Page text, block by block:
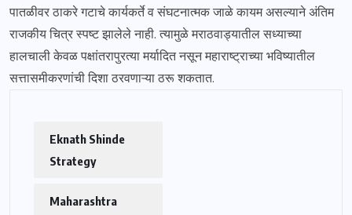
पातळीवर ठाकरे गटाचे कार्यकर्ते व संघटनात्मक जाळे कायम असल्याने अंतिम
राजकीय चित्र स्पष्ट झालेले नाही. त्यामुळे मराठवाड्यातील सध्याच्या
हालचाली केवळ पक्षांतरापुरत्या मर्यादित नसून महाराष्ट्राच्या भविष्यातील
सत्तासमीकरणांची दिशा ठरवणाऱ्या ठरू शकतात.
Eknath Shinde
Strategy
Maharashtra